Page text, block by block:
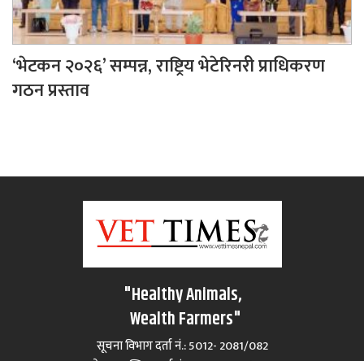
‘भेटकन २०२६’ सम्पन्न, राष्ट्रिय भेटेरिनरी प्राधिकरण
गठन प्रस्ताव
"Healthy Animals,
Wealth Farmers"
सूचना विभाग दर्ता नं.: 5012- 2081/082